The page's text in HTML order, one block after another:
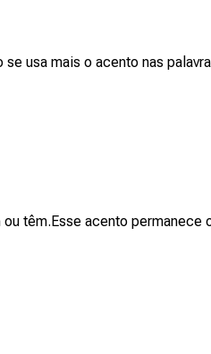
usa mais o acento nas
têm.Esse acento permanece